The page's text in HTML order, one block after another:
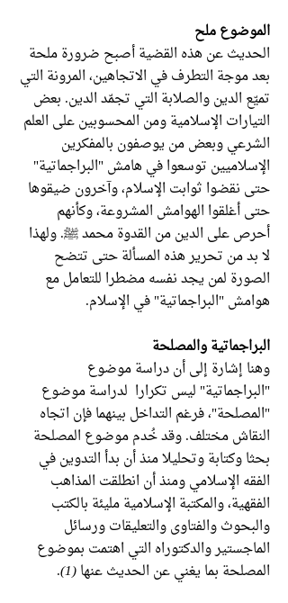
الموضوع ملح
الحديث عن هذه القضية أصبح ضرورة ملحة
بعد موجة التطرف في الاتجاهين، المرونة التي
تميّع الدين والصلابة التي تجمّد الدين. بعض
التيارات الإسلامية ومن المحسوبين على العلم
الشرعي وبعض من يوصفون بالمفكرين
الإسلاميين توسعوا في هامش "البراجماتية"
حتى نقضوا ثوابت الإسلام، وآخرون ضيقوها
حتى أغلقوا الهوامش المشروعة، وكأنهم
أحرص على الدين من القدوة محمد ﷺ. ولهذا
لا بد من تحرير هذه المسألة حتى تتضح
الصورة لمن يجد نفسه مضطرا للتعامل مع
هوامش "البراجماتية" في الإسلام.
البراجماتية والمصلحة
وهنا إشارة إلى أن دراسة موضوع
"البراجماتية" ليس تكرارا لدراسة موضوع
"المصلحة"، فرغم التداخل بينهما فإن اتجاه
النقاش مختلف. وقد خُدم موضوع المصلحة
بحثا وكتابة وتحليلا منذ أن بدأ التدوين في
الفقه الإسلامي ومنذ أن انطلقت المذاهب
الفقهية، والمكتبة الإسلامية مليئة بالكتب
والبحوث والفتاوى والتعليقات ورسائل
الماجستير والدكتوراه التي اهتمت بموضوع
المصلحة بما يغني عن الحديث عنها(1)
.